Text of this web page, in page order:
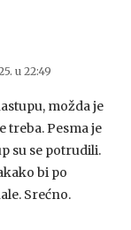
u 22:49
možda je
treba. Pesma je
su se potrudili.
bi po
Srećno.